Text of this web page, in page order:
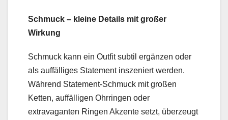
Schmuck – kleine Details mit großer
Wirkung
Schmuck kann ein Outfit subtil ergänzen oder
als auffälliges Statement inszeniert werden.
Während Statement-Schmuck mit großen
Ketten, auffälligen Ohrringen oder
extravaganten Ringen Akzente setzt, überzeugt